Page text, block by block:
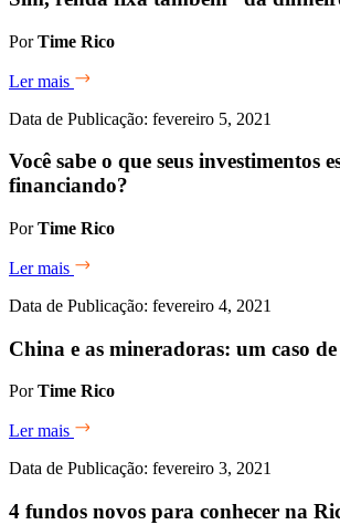
PorTime Rico
Ler mais
Data de Publicação: fevereiro 5, 2021
Você sabe o que seus investimentos
financiando?
PorTime Rico
Ler mais
Data de Publicação: fevereiro 4, 2021
China e as mineradoras: um caso
PorTime Rico
Ler mais
Data de Publicação: fevereiro 3, 2021
4 fundos novos para conhecer na